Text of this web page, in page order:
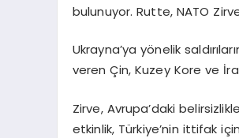
bulunuyor. Rutte, NATO
Ukrayna’ya yönelik
veren Çin, Kuzey Kore ve
Zirve, Avrupa’daki
etkinlik, Türkiye’nin ittifak